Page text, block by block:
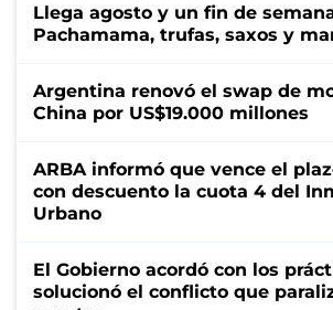
Llega agosto y un fin de
Pachamama, trufas, saxos y
Argentina renovó el swap de
China por US$19.000 millones
ARBA informó que vence el
con descuento la cuota 4 del
Urbano
El Gobierno acordó con los
solucionó el conflicto que